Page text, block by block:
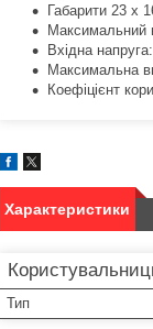
Габарити 23 x
Максимальний
Вхідна
Максимальна
Коефіцієнт
Характеристики
Тип